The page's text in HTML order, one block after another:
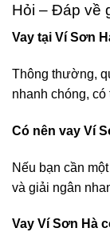
Hỏi – Đáp về
Vay tại Ví Sơn
Thông thường,
nhanh chóng, có
Có nên vay Ví
Nếu bạn cần
và giải ngân
Vay Ví Sơn Hà